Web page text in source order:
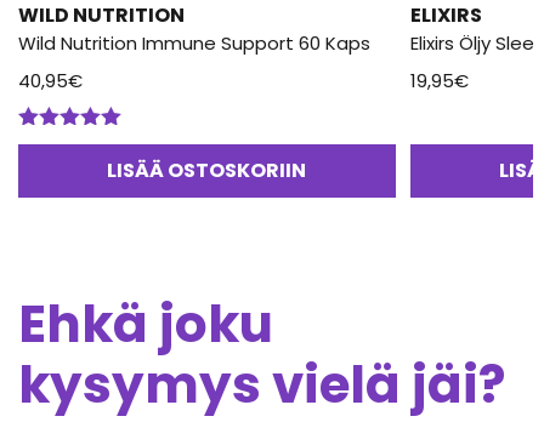
WILD NUTRITION
Wild Nutrition Immune Support 60 Kaps
40,95€
Arvostelu
LISÄÄ OSTOSKORIIN
ELIXIRS
Elixirs Öljy
19,95€
Ehkä joku
kysymys vielä jäi?